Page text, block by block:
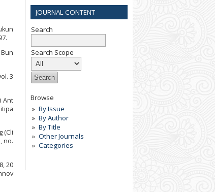
JOURNAL CONTENT
Search
Search Scope
Browse
By Issue
By Author
By Title
Other Journals
Categories
3
Ant
(Cli
no.
20